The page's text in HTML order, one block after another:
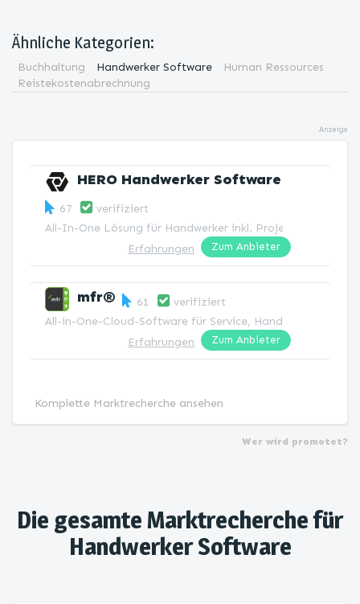
Ähnliche Kategorien:
Buchhaltung Handwerker Software
Human Ressources
Reistekostenabrechnung
Anzeige
HERO Handwerker­ Software
67
verifiziert
All-In-One Lösung für Handwerker inkl. Projektplanung
Erfahrungen
Zum Anbieter
mfr® 61
verifiziert
All-in-One-Cloud-Software für Service, Handwerk und
Erfahrungen
Zum Anbieter
Komplette Marktrecherche ansehen
Wer wird promotet?
Die gesamte Marktrecherche für
Handwerker Software